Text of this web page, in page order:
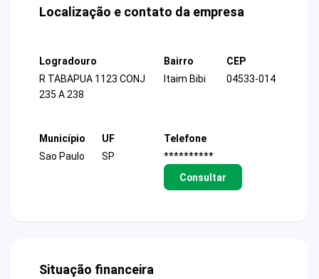
Localização e contato da empresa
Logradouro
R TABAPUA 1123 CONJ
235 A 238
Bairro
Itaim Bibi
CEP
04533-014
Município
Sao Paulo
UF
SP
Telefone
**********
Consultar
Situação financeira